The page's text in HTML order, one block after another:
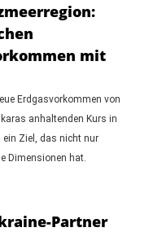
mit
Erdgasvorkommen von
anhaltenden Kurs in
ein Ziel, das nicht nur
Dimensionen hat.
Partner